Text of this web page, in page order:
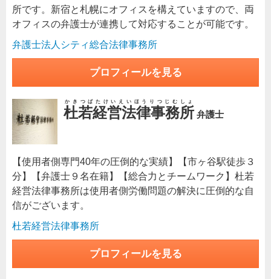
所です。新宿と札幌にオフィスを構えていますので、両
オフィスの弁護士が連携して対応することが可能です。
弁護士法人シティ総合法律事務所
プロフィールを見る
杜若経営法律事務所
かきつばたけいえいほうりつじむしょ
弁護士
【使用者側専門40年の圧倒的な実績】【市ヶ谷駅徒歩３
分】【弁護士９名在籍】【総合力とチームワーク】杜若
経営法律事務所は使用者側労働問題の解決に圧倒的な自
信がございます。
杜若経営法律事務所
プロフィールを見る